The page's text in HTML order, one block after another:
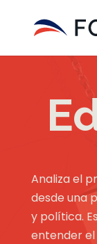
Analiza el
desde una
y política.
entender